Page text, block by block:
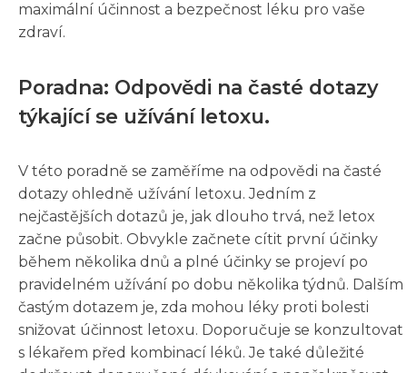
maximální účinnost a bezpečnost léku pro vaše
zdraví.
Poradna: Odpovědi na časté dotazy
týkající se užívání letoxu.
V této poradně se zaměříme na odpovědi na časté
dotazy ohledně užívání letoxu. Jedním z
nejčastějších dotazů je, jak dlouho trvá, než letox
začne působit. Obvykle začnete cítit první účinky
během několika dnů a plné účinky se projeví po
pravidelném užívání po dobu několika týdnů. Dalším
častým dotazem je, zda mohou léky proti bolesti
snižovat účinnost letoxu. Doporučuje se konzultovat
s lékařem před kombinací léků. Je také důležité